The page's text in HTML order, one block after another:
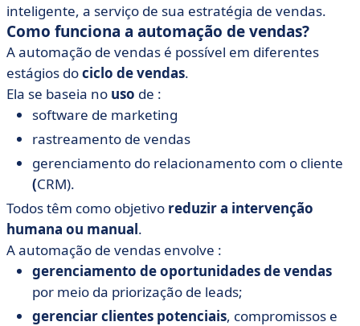
inteligente, a serviço de sua estratégia de vendas.
Como funciona a automação de vendas?
A automação de vendas é possível em diferentes
estágios dociclo de vendas.
Ela se baseia no uso de :
software de marketing
rastreamento de vendas
gerenciamento do relacionamento com o cliente
(CRM).
Todos têm como objetivo reduzir a intervenção
humana ou manual.
A automação de vendas envolve :
gerenciamento de oportunidades de vendas
por meio da priorização de leads;
gerenciar clientes potenciais, compromissos e